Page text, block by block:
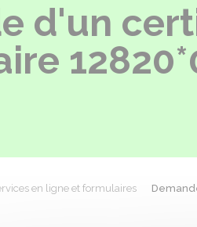
d'un
en ligne et formulaires